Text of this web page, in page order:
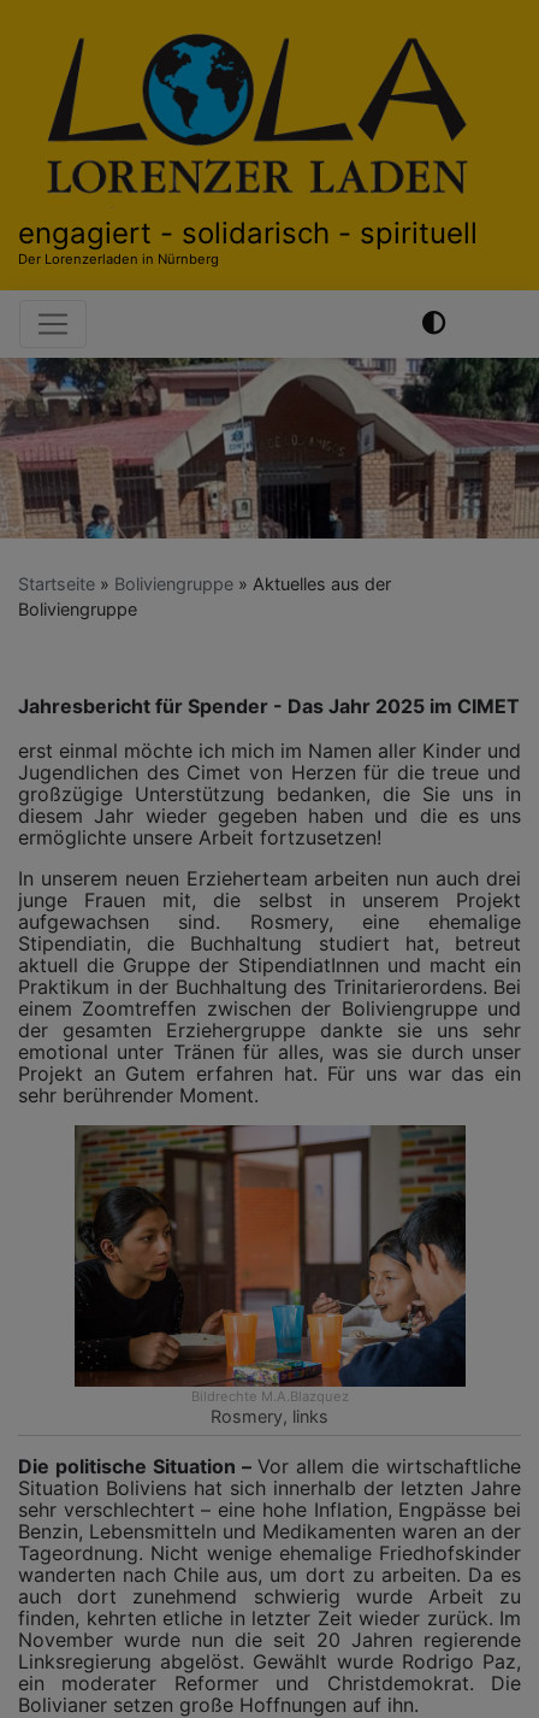
engagiert - solidarisch - spirituell
Der Lorenzerladen in Nürnberg
Hauptnavigation
Startseite Boliviengruppe
Aktuelles aus der
Boliviengruppe
Jahresbericht für Spender - Das Jahr 2025 im CIMET
erst einmal möchte ich mich im Namen aller Kinder und
Jugendlichen des Cimet von Herzen für die treue und
großzügige Unterstützung bedanken, die Sie uns in
diesem Jahr wieder gegeben haben und die es uns
ermöglichte unsere Arbeit fortzusetzen!
In unserem neuen Erzieherteam arbeiten nun auch drei
junge Frauen mit, die selbst in unserem Projekt
aufgewachsen sind. Rosmery, eine ehemalige
Stipendiatin, die Buchhaltung studiert hat, betreut
aktuell die Gruppe der StipendiatInnen und macht ein
Praktikum in der Buchhaltung des Trinitarierordens. Bei
einem Zoomtreffen zwischen der Boliviengruppe und
der gesamten Erziehergruppe dankte sie uns sehr
emotional unter Tränen für alles, was sie durch unser
Projekt an Gutem erfahren hat. Für uns war das ein
sehr berührender Moment.
Bildrechte M.A.Blazquez
Rosmery, links
Die politische Situation – Vor allem die wirtschaftliche
Situation Boliviens hat sich innerhalb der letzten Jahre
sehr verschlechtert – eine hohe Inflation, Engpässe bei
Benzin, Lebensmitteln und Medikamenten waren an der
Tageordnung. Nicht wenige ehemalige Friedhofskinder
wanderten nach Chile aus, um dort zu arbeiten. Da es
auch dort zunehmend schwierig wurde Arbeit zu
finden, kehrten etliche in letzter Zeit wieder zurück. Im
November wurde nun die seit 20 Jahren regierende
Linksregierung abgelöst. Gewählt wurde Rodrigo Paz,
ein moderater Reformer und Christdemokrat. Die
Bolivianer setzen große Hoffnungen auf ihn.